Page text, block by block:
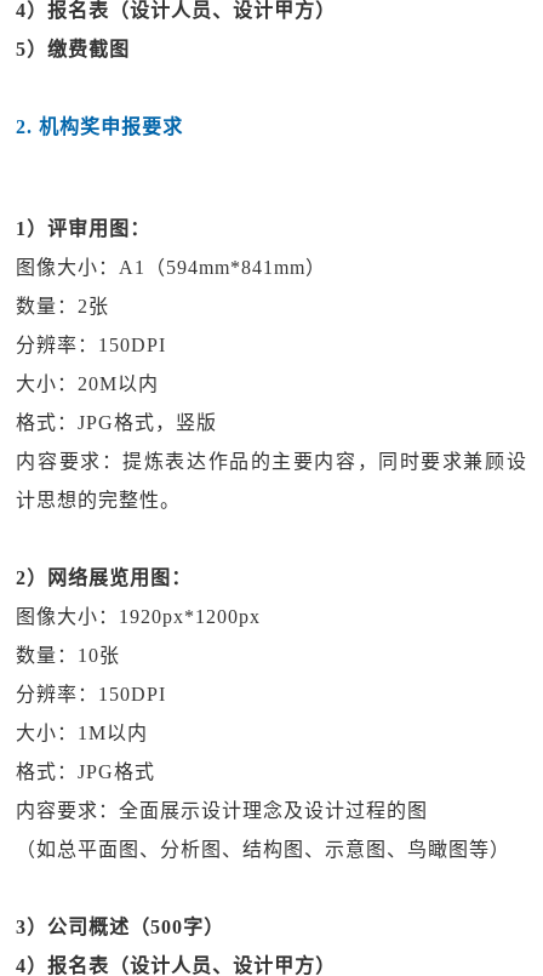
4）报名表（设计人员、设计甲方）
5）缴费截图
2. 机构奖申报要求
1）评审用图：
图像大小：A1（594mm*841mm）
数量：2张
分辨率：150DPI
大小：20M以内
格式：JPG格式，竖版
内容要求：提炼表达作品的主要内容，同时要求兼顾设
计思想的完整性。
2）网络展览用图：
图像大小：1920px*1200px
数量：10张
分辨率：150DPI
大小：1M以内
格式：JPG格式
内容要求：全面展示设计理念及设计过程的图
（如总平面图、分析图、结构图、示意图、鸟瞰图等）
3）公司概述（500字）
4）报名表（设计人员、设计甲方）